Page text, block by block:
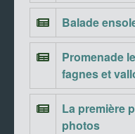
Balade
Promenade
fagnes et
La première
photos